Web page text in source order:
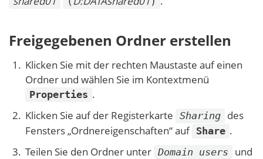
Freigegebenen Ordner erstellen
Klicken Sie mit der rechten Maustaste auf einen
Ordner und wählen Sie im Kontextmenü
Properties .
Klicken Sie auf der Registerkarte Sharing des
Fensters „Ordnereigenschaften“ auf Share .
Teilen Sie den Ordner unter Domain users
und